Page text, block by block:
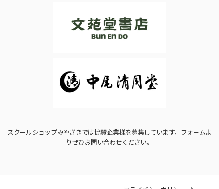
スクールショップみやざきでは協賛企業様を募集しています。 フォームよ
りぜひお問い合わせください。